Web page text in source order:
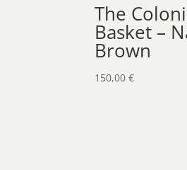
The
Basket –
Brown
150,00€